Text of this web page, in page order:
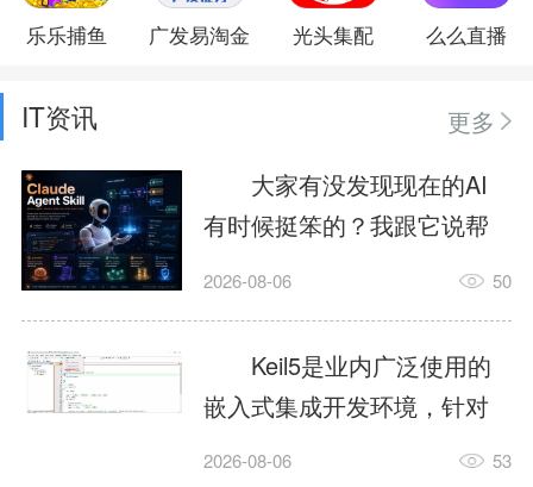
乐乐捕鱼 广发易淘金 光头集配 么么直播
IT资讯
更多
大家有没发现现在的AI
有时候挺笨的？我跟它说帮
我订个明天早上的闹钟，它
这样？因为AI，就是个只会
耍嘴皮子的书呆子。它脑子
里有海量知识，但没有真正
激发出来实力。而
2026-08-06 50
Keil5是业内广泛使用的
嵌入式集成开发环境，针对
ARM、51内核单片机提供编
2026-08-06 53